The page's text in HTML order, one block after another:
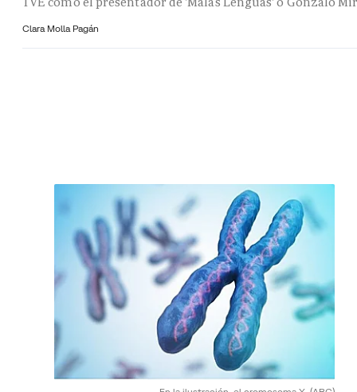
Clara Molla Pagán